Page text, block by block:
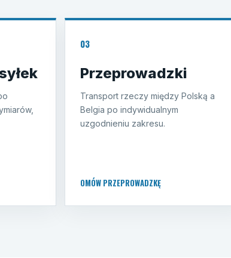
03
Przeprowadzki
Transport rzeczy między Polską a
Belgia po indywidualnym
uzgodnieniu zakresu.
OMÓW PRZEPROWADZKĘ